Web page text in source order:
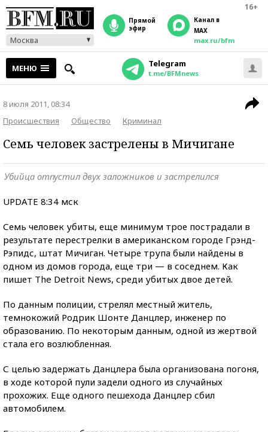
16+
Москва
прямой
эфир
Канал в
MAX
max.ru/bfm
МЕНЮ Telegram
t.me/BFMnews
8 июля 2011, 08:34
Происшествия
Общество Криминал
Семь человек застрелены в Мичигане
Убийца отпустил двух заложников и застрелился
UPDATE 8:34 мск
Семь человек убиты, еще минимум трое пострадали в
результате перестрелки в американском городе Грэнд-
Рэпидс, штат Мичиган. Четыре трупа были найдены в
одном из домов города, еще три — в соседнем. Как
пишет The Detroit News, среди убитых двое детей.
По данным полиции, стрелял местный житель,
темнокожий Родрик Шонте Данцлер, инженер по
образованию. По некоторым данным, одной из жертвой
стала его возлюбленная.
С целью задержать Данцлера была организована погоня,
в ходе которой пули задели одного из случайных
прохожих. Еще одного пешехода Данцлер сбил
автомобилем.